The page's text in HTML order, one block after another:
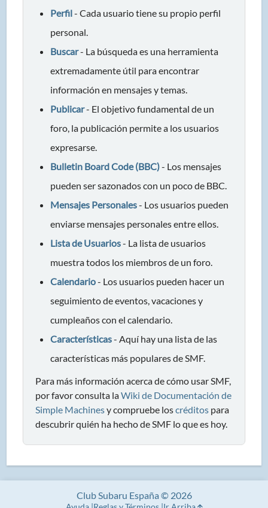
Perfil- Cada usuario tiene su propio perfil
personal.
Buscar- La búsqueda es una herramienta
extremadamente útil para encontrar
información en mensajes y temas.
Publicar- El objetivo fundamental de un
foro, la publicación permite a los usuarios
expresarse.
Bulletin Board Code (BBC)- Los mensajes
pueden ser sazonados con un poco de BBC.
Mensajes Personales- Los usuarios pueden
enviarse mensajes personales entre ellos.
Lista de Usuarios- La lista de usuarios
muestra todos los miembros de un foro.
Calendario- Los usuarios pueden hacer un
seguimiento de eventos, vacaciones y
cumpleaños con el calendario.
Características- Aquí hay una lista de las
características más populares de SMF.
Para más información acerca de cómo usar SMF,
por favor consulta laWiki de Documentación de
Simple Machinesy compruebe loscréditos para
descubrir quién ha hecho de SMF lo que es hoy.
Club Subaru España © 2026